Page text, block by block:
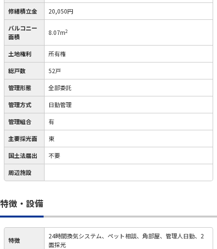
修繕積立金 20,050円
バルコニー
面積
8.07m2
土地権利 所有権
総戸数 52戸
管理形態 全部委託
管理方式 日勤管理
管理組合 有
主要採光面 東
国土法届出 不要
周辺施設
特徴・設備
特徴
24時間換気システム、ペット相談、角部屋、管理人日勤、2
面採光